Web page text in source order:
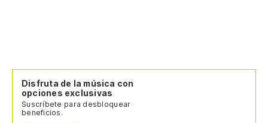
Disfruta de la música con
opciones exclusivas
Suscríbete para desbloquear
beneficios.